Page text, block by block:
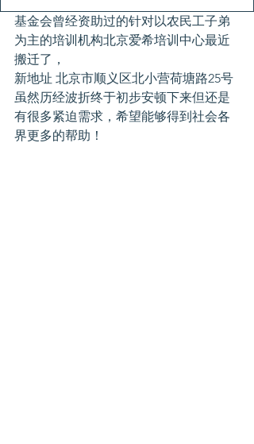
基金会曾经资助过的针对以农民工子弟
为主的培训机构北京爱希培训中心最近
搬迁了，
新地址 北京市顺义区北小营荷塘路25号
虽然历经波折终于初步安顿下来但还是
有很多紧迫需求，希望能够得到社会各
界更多的帮助！